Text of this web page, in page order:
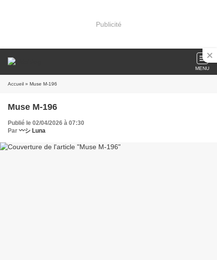
Publicité
MENU
Accueil » Muse M-196
Muse M-196
Publié le 02/04/2026 à 07:30
Par 〰️シ Luna